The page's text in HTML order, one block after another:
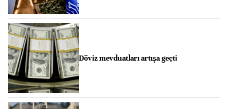
Döviz mevduatları artışa geçti